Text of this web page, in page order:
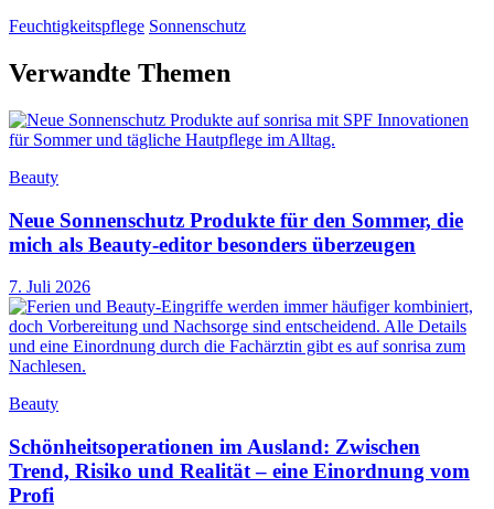
Feuchtigkeitspflege Sonnenschutz
Verwandte Themen
Beauty
Neue Sonnenschutz Produkte für den Sommer, die
mich als Beauty-editor besonders überzeugen
7. Juli 2026
Beauty
Schönheitsoperationen im Ausland: Zwischen
Trend, Risiko und Realität – eine Einordnung vom
Profi